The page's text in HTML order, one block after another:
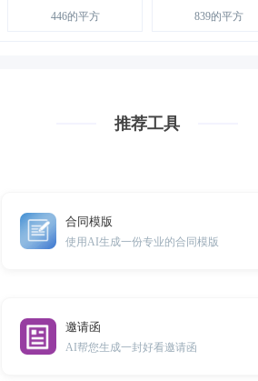
446的平方 839的平方
推荐工具
合同模版
使用AI生成一份专业的合同模版
邀请函
AI帮您生成一封好看邀请函